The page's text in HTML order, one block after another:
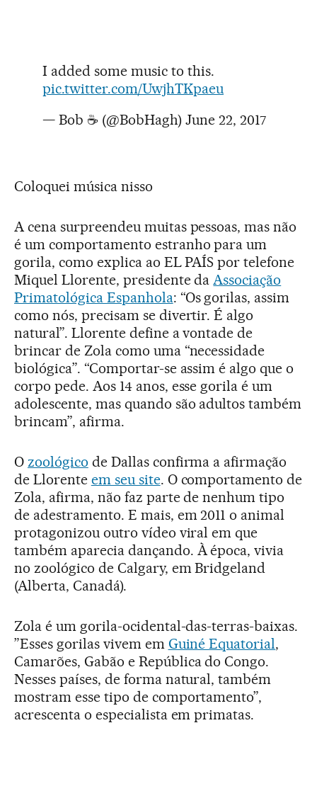
I added some music to this.
pic.twitter.com/UwjhTKpaeu
— Bob ☕️ (@BobHagh) June 22, 2017
Coloquei música nisso
A cena surpreendeu muitas pessoas, mas não
é um comportamento estranho para um
gorila, como explica ao EL PAÍS por telefone
Miquel Llorente, presidente daAssociação
Primatológica Espanhola: “Os gorilas, assim
como nós, precisam se divertir. É algo
natural”. Llorente define a vontade de
brincar de Zola como uma “necessidade
biológica”. “Comportar-se assim é algo que o
corpo pede. Aos 14 anos, esse gorila é um
adolescente, mas quando são adultos também
brincam”, afirma.
O zoológico de Dallas confirma a afirmação
de Llorente em seu site. O comportamento de
Zola, afirma, não faz parte de nenhum tipo
de adestramento. E mais, em 2011 o animal
protagonizou outro vídeo viral em que
também aparecia dançando. À época, vivia
no zoológico de Calgary, em Bridgeland
(Alberta, Canadá).
Zola é um gorila-ocidental-das-terras-baixas.
”Esses gorilas vivem em Guiné Equatorial,
Camarões, Gabão e República do Congo.
Nesses países, de forma natural, também
mostram esse tipo de comportamento”,
acrescenta o especialista em primatas.